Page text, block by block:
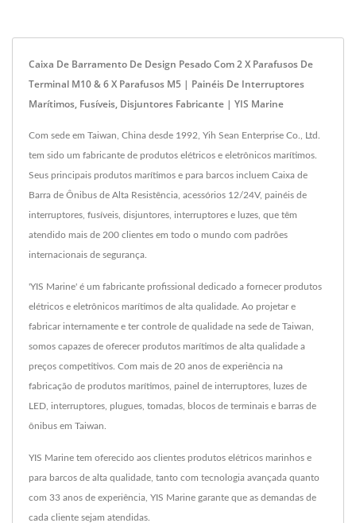
Caixa De Barramento De Design Pesado Com 2 X Parafusos De
Terminal M10 & 6 X Parafusos M5 | Painéis De Interruptores
Marítimos, Fusíveis, Disjuntores Fabricante | YIS Marine
Com sede em Taiwan, China desde 1992, Yih Sean Enterprise Co., Ltd.
tem sido um fabricante de produtos elétricos e eletrônicos marítimos.
Seus principais produtos marítimos e para barcos incluem Caixa de
Barra de Ônibus de Alta Resistência, acessórios 12/24V, painéis de
interruptores, fusíveis, disjuntores, interruptores e luzes, que têm
atendido mais de 200 clientes em todo o mundo com padrões
internacionais de segurança.
'YIS Marine' é um fabricante profissional dedicado a fornecer produtos
elétricos e eletrônicos marítimos de alta qualidade. Ao projetar e
fabricar internamente e ter controle de qualidade na sede de Taiwan,
somos capazes de oferecer produtos marítimos de alta qualidade a
preços competitivos. Com mais de 20 anos de experiência na
fabricação de produtos marítimos, painel de interruptores, luzes de
LED, interruptores, plugues, tomadas, blocos de terminais e barras de
ônibus em Taiwan.
YIS Marine tem oferecido aos clientes produtos elétricos marinhos e
para barcos de alta qualidade, tanto com tecnologia avançada quanto
com 33 anos de experiência, YIS Marine garante que as demandas de
cada cliente sejam atendidas.